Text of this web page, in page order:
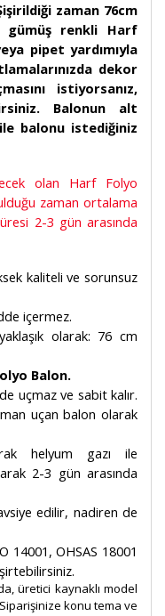
zaman 76cm
gümüş renkli Harf
pipet yardımıyla
dekor
istiyorsanız,
Balonun alt
balonu istediğiniz
olan Harf Folyo
zaman ortalama
2-3 gün arasında
kaliteli ve sorunsuz
içermez.
olarak: 76 cm
Balon.
uçmaz ve sabit kalır.
uçan balon olarak
helyum gazı ile
2-3 gün arasında
edilir, nadiren de
14001, OHSAS 18001
üretici kaynaklı model
konu tema ve